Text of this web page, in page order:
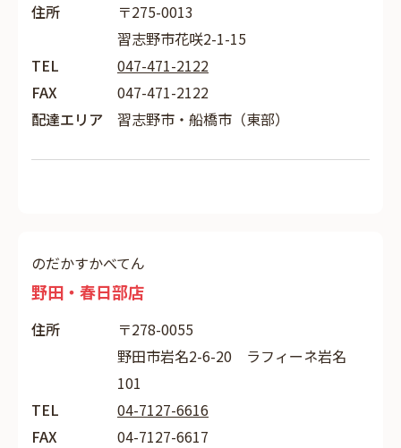
住所
〒275-0013
習志野市花咲2-1-15
TEL
047-471-2122
FAX
047-471-2122
配達エリア
習志野市・船橋市（東部）
のだかすかべてん
野田・春日部店
住所
〒278-0055
野田市岩名2-6-20 ラフィーネ岩名
101
TEL
04-7127-6616
FAX
04-7127-6617